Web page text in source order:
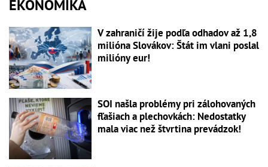
EKONOMIKA
V zahraničí žije podľa odhadov až 1,8
milióna Slovákov: Štát im vlani poslal
milióny eur!
SOI našla problémy pri zálohovaných
fľašiach a plechovkách: Nedostatky
mala viac než štvrtina prevádzok!